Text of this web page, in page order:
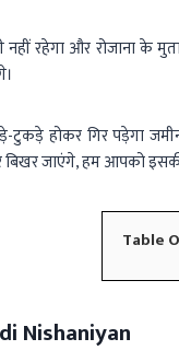
नहीं रहेगा और रोजाना के
होकर गिर पड़ेगा
बिखर जाएंगे, हम आपको
Table
Nishaniyan